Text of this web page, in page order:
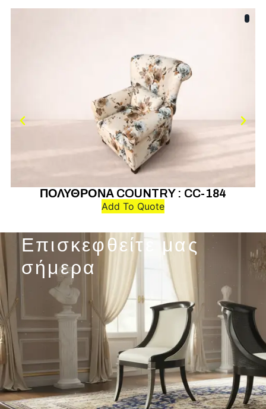
ΠΟΛΥΘΡΟΝΑ COUNTRY : CC-184
Add To Quote
Επισκεφθείτε μας
σήμερα